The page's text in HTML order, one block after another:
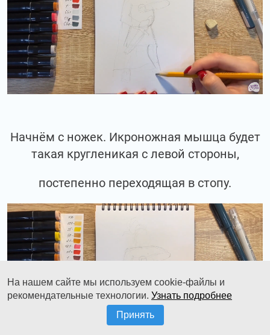
Начнём с ножек. Икроножная мышца будет
такая кругленикая с левой стороны,
постепенно переходящая в стопу.
На нашем сайте мы используем cookie-файлы и
рекомендательные технологии. Узнать подробнее
Принять